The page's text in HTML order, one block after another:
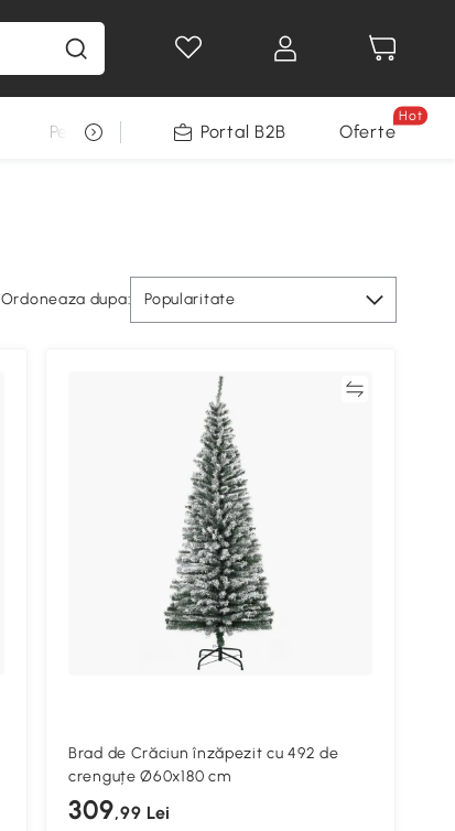
Pentru animale Decoratiuni Sarbatori
Portal B2B Oferte
Hot
Ordoneaza dupa: Popularitate
Brad de Crăciun înzăpezit cu 492 de
crenguțe Ø60x180 cm
309,99 Lei